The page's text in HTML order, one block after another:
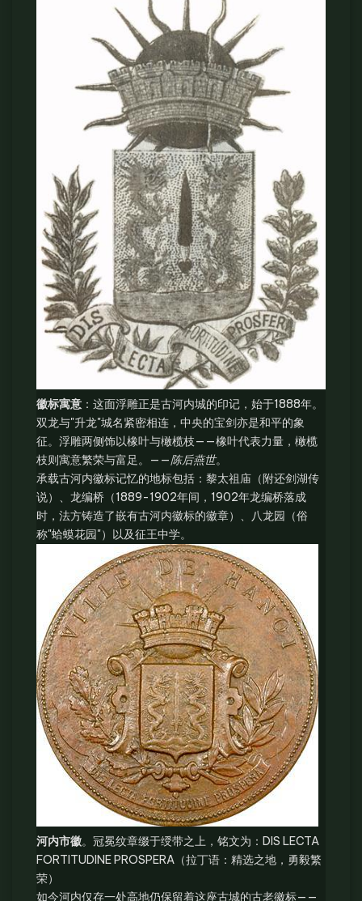
徽标寓意 ：这面浮雕正是古河内城的印记，始于1888年。
双龙与"升龙"城名紧密相连，中央的宝剑亦是和平的象
征。浮雕两侧饰以橡叶与橄榄枝——橡叶代表力量，橄榄
枝则寓意繁荣与富足。——陈后燕世。
承载古河内徽标记忆的地标包括：黎太祖庙（附还剑湖传
说）、龙编桥（1889-1902年间，1902年龙编桥落成
时，法方铸造了嵌有古河内徽标的徽章）、八龙园（俗
称"蛤蟆花园"）以及征王中学。
河内市徽。冠冕纹章缀于绶带之上，铭文为：DIS LECTA
FORTITUDINE PROSPERA（拉丁语：精选之地，勇毅繁
荣）
如今河内仅存一处高地仍保留着这座古城的古老徽标——